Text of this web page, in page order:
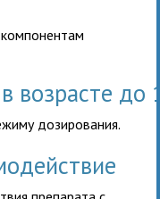
возрасте до
дозирования.